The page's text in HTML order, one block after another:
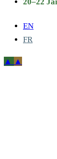
20–22
EN
FR